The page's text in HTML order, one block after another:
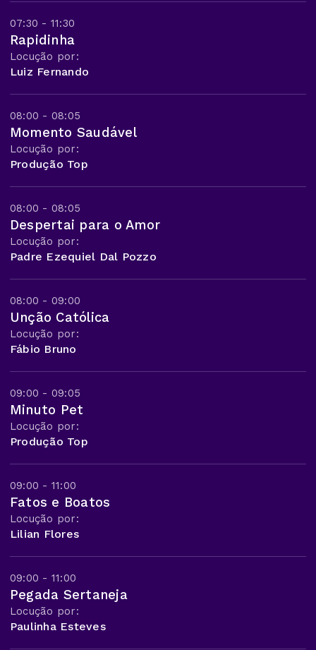
07:30 - 11:30
Rapidinha
Locução por:
Luiz Fernando
08:00 - 08:05
Momento Saudável
Locução por:
Produção Top
08:00 - 08:05
Despertai para o Amor
Locução por:
Padre Ezequiel Dal Pozzo
08:00 - 09:00
Unção Católica
Locução por:
Fábio Bruno
09:00 - 09:05
Minuto Pet
Locução por:
Produção Top
09:00 - 11:00
Fatos e Boatos
Locução por:
Lilian Flores
09:00 - 11:00
Pegada Sertaneja
Locução por:
Paulinha Esteves